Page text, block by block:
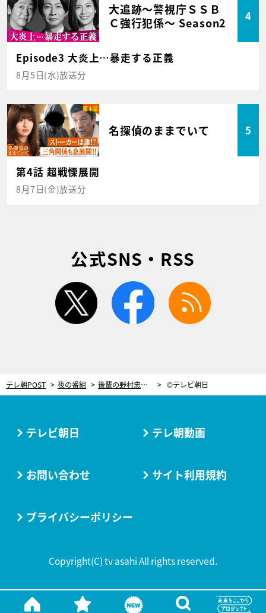
大追跡～警視庁ＳＳＢ
Ｃ強行犯係～ Season2
4
Episode3 大炎上…暴走する正義
8月5日(水)放送分
名探偵のままでいて 5
第4話 超戦慄展開
8月7日(金)放送分
公式SNS・RSS
twitter facebook
テレ朝POST 夜の番組 後輩の野村忠宏が突撃！宮古島にガチ移住中の柔道家・篠原信一の暮らしぶりは？ ©テレビ朝日
テレビ朝日 テレ朝動画
お問い合わせ サイト利用規約
プライバシーポリシー
Copyright(C) tv asahi All rights reserved.